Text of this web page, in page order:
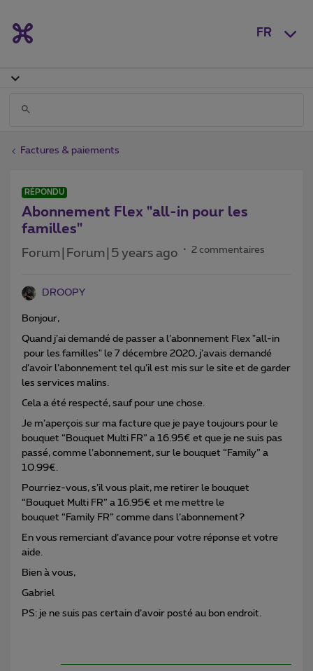
FR
Factures & paiements
RÉPONDU
Abonnement Flex "all-in pour les
familles"
Forum|Forum|5 years ago 2 commentaires
DROOPY
Bonjour,
Quand j’ai demandé de passer a l’abonnement Flex "all-in
pour les familles" le 7 décembre 2020, j’avais demandé
d’avoir l’abonnement tel qu’il est mis sur le site et de garder
les services malins.
Cela a été respecté, sauf pour une chose.
Je m’aperçois sur ma facture que je paye toujours pour le
bouquet “Bouquet Multi FR” a 16.95€ et que je ne suis pas
passé, comme l’abonnement, sur le bouquet “Family” a
10.99€.
Pourriez-vous, s’il vous plait, me retirer le bouquet
“Bouquet Multi FR” a 16.95€ et me mettre le
bouquet “Family FR” comme dans l’abonnement?
En vous remerciant d’avance pour votre réponse et votre
aide.
Bien à vous,
Gabriel
PS: je ne suis pas certain d’avoir posté au bon endroit.